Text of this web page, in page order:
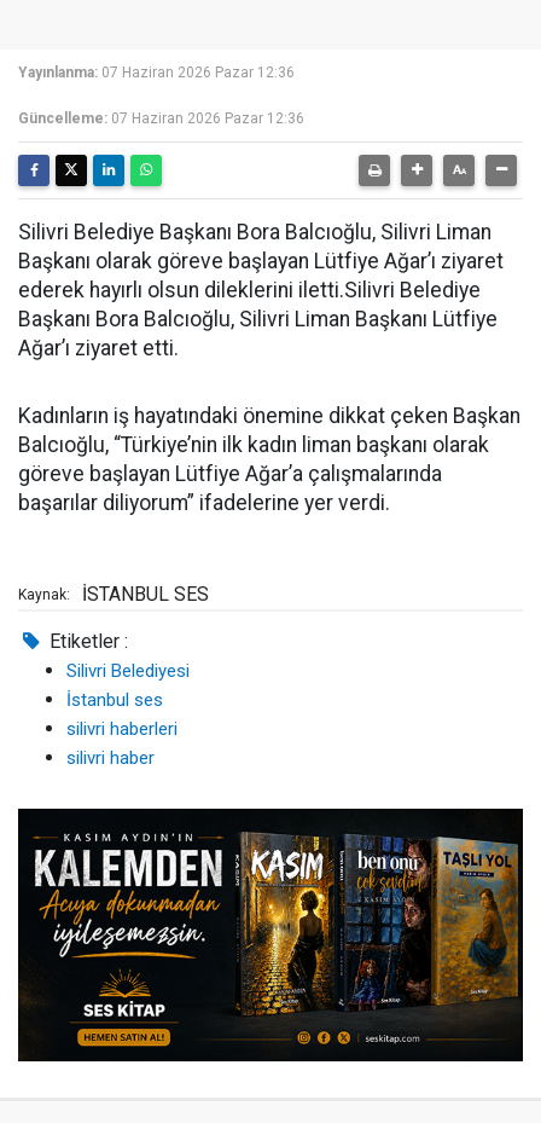
Yayınlanma: 07 Haziran 2026 Pazar 12:36
Güncelleme: 07 Haziran 2026 Pazar 12:36
Silivri Belediye Başkanı Bora Balcıoğlu, Silivri Liman
Başkanı olarak göreve başlayan Lütfiye Ağar’ı ziyaret
ederek hayırlı olsun dileklerini iletti.Silivri Belediye
Başkanı Bora Balcıoğlu, Silivri Liman Başkanı Lütfiye
Ağar’ı ziyaret etti.
Kadınların iş hayatındaki önemine dikkat çeken Başkan
Balcıoğlu, “Türkiye’nin ilk kadın liman başkanı olarak
göreve başlayan Lütfiye Ağar’a çalışmalarında
başarılar diliyorum” ifadelerine yer verdi.
Kaynak: İSTANBUL SES
Etiketler :
Silivri Belediyesi
İstanbul ses
silivri haberleri
silivri haber